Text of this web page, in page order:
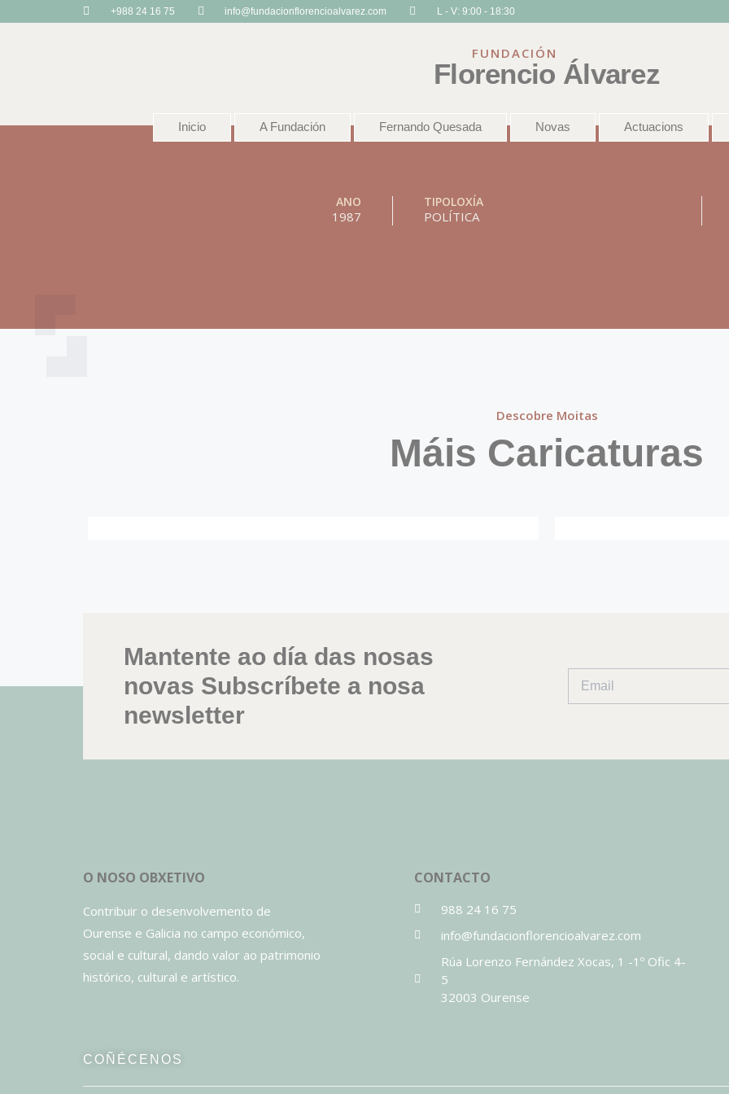
+988 24 16 75 info@fundacionflorencioalvarez.com L - V: 9:00 - 18:30
FUNDACIÓN
Florencio Álvarez
Inicio A Fundación Fernando Quesada Novas Actuacions
ANO
1987
TIPOLOXÍA
POLÍTICA
Descobre Moitas
Máis Caricaturas
Mantente ao día das nosas
novas Subscríbete a nosa
newsletter
O NOSO OBXETIVO
Contribuir o desenvolvemento de
Ourense e Galicia no campo económico,
social e cultural, dando valor ao patrimonio
histórico, cultural e artístico.
COÑÉCENOS
CONTACTO
988 24 16 75
info@fundacionflorencioalvarez.com
Rúa Lorenzo Fernández Xocas, 1 -1º Ofic 4-
5
32003 Ourense